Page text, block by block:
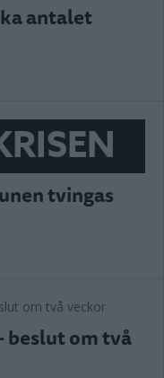
antalet
tvingas
beslut om två